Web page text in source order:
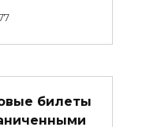
билеты